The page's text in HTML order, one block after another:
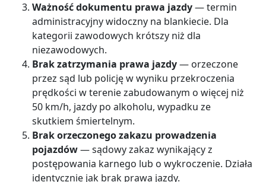
Ważność dokumentu prawa jazdy— termin
administracyjny widoczny na blankiecie. Dla
kategorii zawodowych krótszy niż dla
niezawodowych.
Brak zatrzymania prawa jazdy— orzeczone
przez sąd lub policję w wyniku przekroczenia
prędkości w terenie zabudowanym o więcej niż
50 km/h, jazdy po alkoholu, wypadku ze
skutkiem śmiertelnym.
Brak orzeczonego zakazu prowadzenia
pojazdów— sądowy zakaz wynikający z
postępowania karnego lub o wykroczenie. Działa
identycznie jak brak prawa jazdy.